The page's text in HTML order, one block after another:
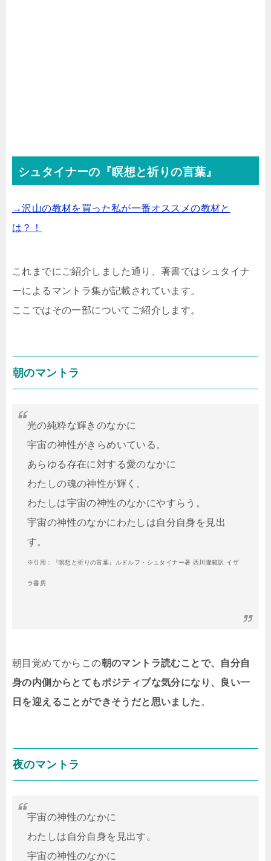
シュタイナーの『瞑想と祈りの言葉』
→沢山の教材を買った私が一番オススメの教材と
は？！
これまでにご紹介しました通り、著書ではシュタイナ
ーによるマントラ集が記載されています。
ここではその一部についてご紹介します。
朝のマントラ
光の純粋な輝きのなかに
宇宙の神性がきらめいている。
あらゆる存在に対する愛のなかに
わたしの魂の神性が輝く。
わたしは宇宙の神性のなかにやすらう。
宇宙の神性のなかにわたしは自分自身を見出
す。
※引用：『瞑想と祈りの言葉』ルドルフ・シュタイナー著 西川隆範訳 イザ
ラ書房
朝目覚めてからこの朝のマントラ読むことで、自分自
身の内側からとてもポジティブな気分になり、良い一
日を迎えることができそうだと思いました 。
夜のマントラ
宇宙の神性のなかに
わたしは自分自身を見出す。
宇宙の神性のなかに